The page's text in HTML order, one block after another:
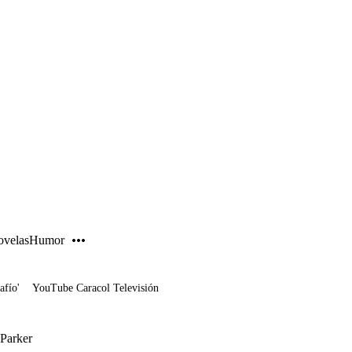
Humor
YouTube Caracol Televisión